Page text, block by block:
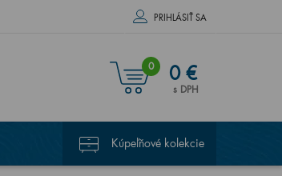
PRIHLÁSIŤ SA
0 0 €
s DPH
Kúpeľňové kolekcie